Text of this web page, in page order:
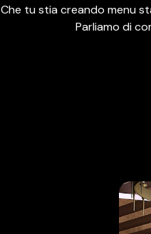
Che tu stia creando menu
Parliamo di